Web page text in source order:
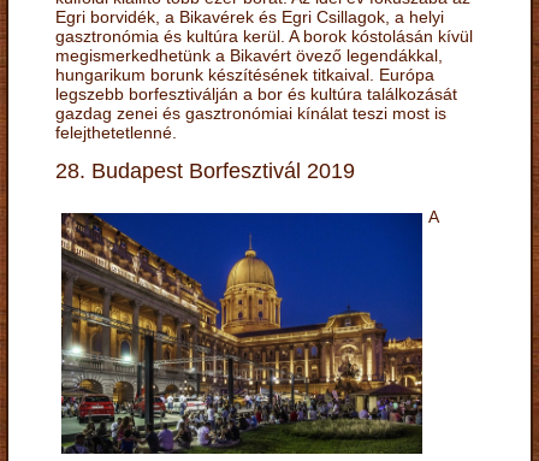
Egri borvidék, a Bikavérek és Egri Csillagok, a helyi
gasztronómia és kultúra kerül. A borok kóstolásán kívül
megismerkedhetünk a Bikavért övező legendákkal,
hungarikum borunk készítésének titkaival. Európa
legszebb borfesztiválján a bor és kultúra találkozását
gazdag zenei és gasztronómiai kínálat teszi most is
felejthetetlenné.
28. Budapest Borfesztivál 2019
A